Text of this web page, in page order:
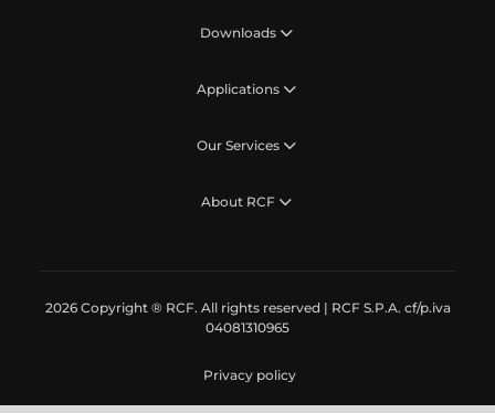
Downloads
Applications
Our Services
About RCF
2026 Copyright ® RCF. All rights reserved | RCF S.P.A. cf/p.iva
04081310965
Privacy policy